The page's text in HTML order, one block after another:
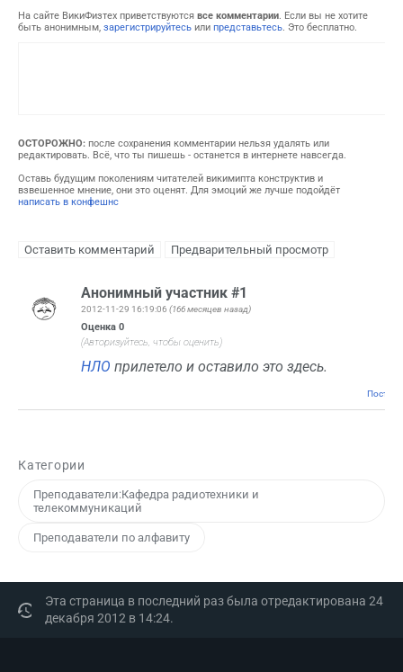
На сайте ВикиФизтех приветствуются все комментарии. Если вы не хотите
быть анонимным, зарегистрируйтесь или представьтесь. Это бесплатно.
ОСТОРОЖНО: после сохранения комментарии нельзя удалять или
редактировать. Всё, что ты пишешь - останется в интернете навсегда.
Оставь будущим поколениям читателей викимипта конструктив и
взвешенное мнение, они это оценят. Для эмоций же лучше подойдёт
написать в конфешнс
Анонимный участник #1
2012-11-29 16:19:06 (166 месяцев назад)
Оценка 0
(Авторизуйтесь, чтобы оценить)
НЛО прилетело и оставило это здесь.
Категории
Преподаватели:Кафедра радиотехники и
телекоммуникаций
Преподаватели по алфавиту
Эта страница в последний раз была отредактирована 24
декабря 2012 в 14:24.